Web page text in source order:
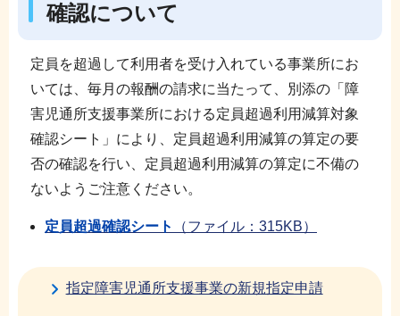
確認について
定員を超過して利用者を受け入れている事業所にお
いては、毎月の報酬の請求に当たって、別添の「障
害児通所支援事業所における定員超過利用減算対象
確認シート」により、定員超過利用減算の算定の要
否の確認を行い、定員超過利用減算の算定に不備の
ないようご注意ください。
定員超過確認シート （ファイル：315KB）
指定障害児通所支援事業の新規指定申請